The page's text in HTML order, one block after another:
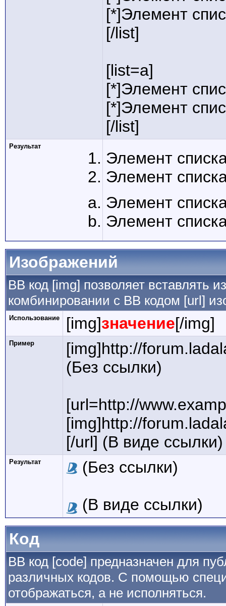
[*]Элемент
[/list]
[list=a]
[*]Элемент
[*]Элемент
[/list]
Результат
Элемент
Элемент
Элемент
Элемент
Изображений
BB код [img] позволяет вставлять
комбинировании с BB кодом [url]
Использование [img]значение[/img]
Пример
[img]http://
(Без ссылки)
[url=http://
[img]http://
[/url] (В виде ссылки)
Результат (Без ссылки)
(В виде ссылки)
Код
BB код [code] предназначен для
различных кодов. С помощью
отображаться, а не исполняться.